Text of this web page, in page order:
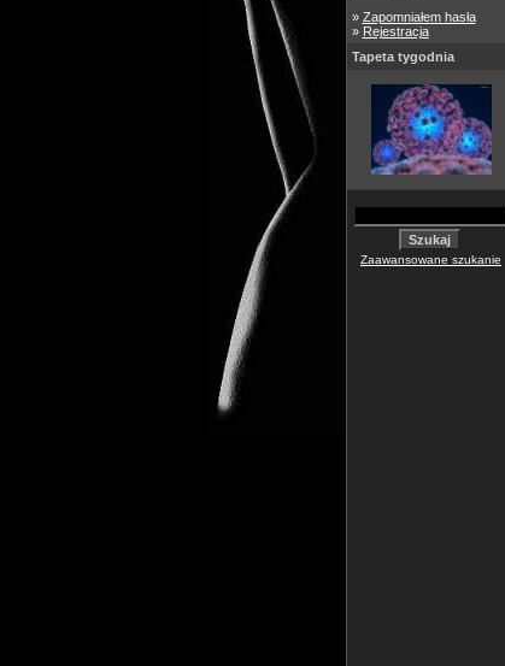
» Zapomniałem hasła
» Rejestracja
Tapeta tygodnia
Zaawansowane szukanie